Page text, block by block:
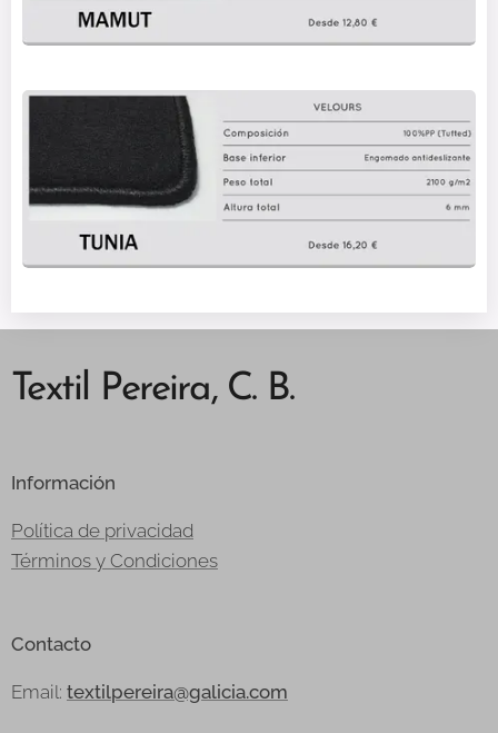
Textil Pereira, C. B.
Información
Política de privacidad
Términos y Condiciones
Contacto
Email: textilpereira@galicia.com